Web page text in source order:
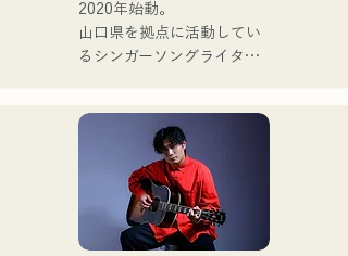
[ซิงเกิลใหม่]
เพลงใหม่ของพวกเขา "The
จำหน่ายในวันที่ 25 มิถุนายน
ゴットタレント」で日本人
の芸人史上初のゴールデン
ブザーを獲得し、その後ス
もゴールデンブザーを獲得
した、ノボせもんなべの応
援歌「ゴールデンブザー」
や、アメリカ留学時代の心
友とコライトした本格的カ
ントリーソング「Life Goes
2020年始動。
山口県を拠点に活動してい
るシンガーソングライター
ユニット
コロナ禍に入り、音楽で山
口県を盛り上げたいという
思いからユニットを始動。
当初は動画配信サイトでの
活動のみだったが、2020年